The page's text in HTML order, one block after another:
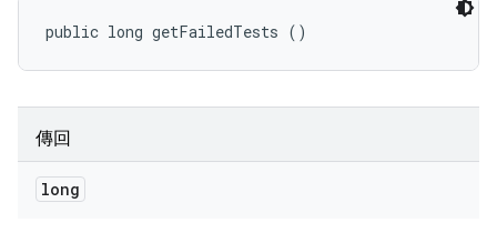
public long getFailedTests ()
傳回
long